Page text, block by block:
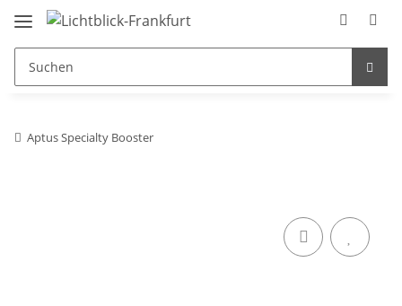
Aptus Specialty Booster